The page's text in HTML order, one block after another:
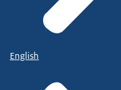
English